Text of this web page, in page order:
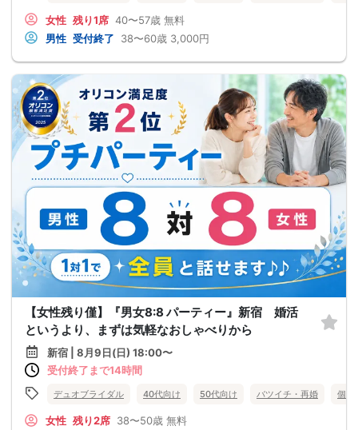
女性 残り1席 40〜57歳 無料
男性 受付終了 38〜60歳 3,000円
【女性残り僅】『男女8:8 パーティー』新宿 婚活
というより、まずは気軽なおしゃべりから
新宿 | 8月9日(日) 18:00〜
受付終了まで14時間
デュオブライダル 40代向け 50代向け バツイチ・再婚 個室
女性 残り2席 38〜50歳 無料